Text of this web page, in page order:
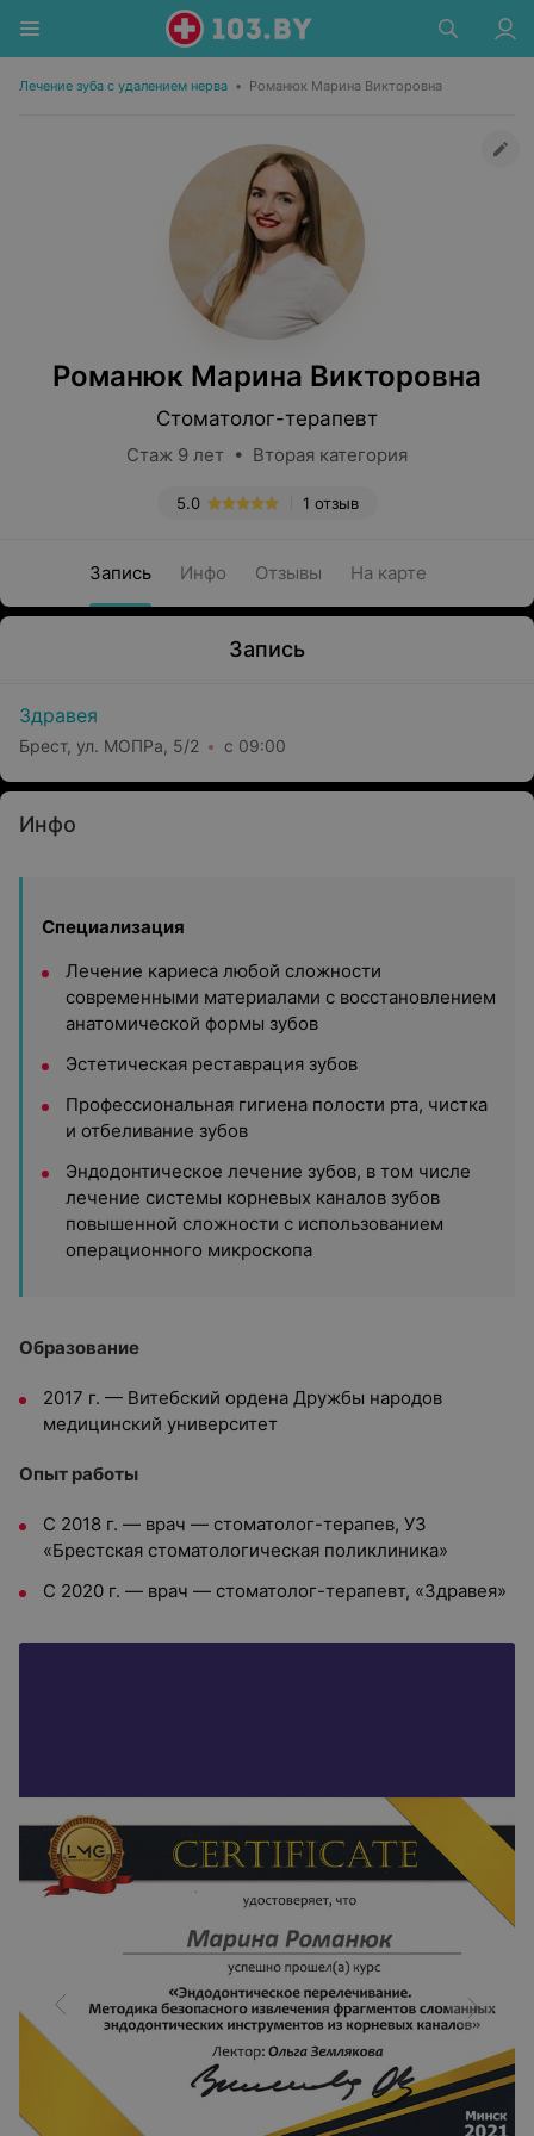
Лечение зуба с удалением нерва • Романюк Марина Викторовна
Романюк Марина Викторовна
Стоматолог-терапевт
Стаж 9 лет • Вторая категория
1 отзыв
5.0
Запись Инфо Отзывы На карте
Запись
Здравея
Брест, ул. МОПРа, 5/2 с 09:00
Инфо
Специализация
Лечение кариеса любой сложности
современными материалами с восстановлением
анатомической формы зубов
Эстетическая реставрация зубов
Профессиональная гигиена полости рта, чистка
и отбеливание зубов
Эндодонтическое лечение зубов, в том числе
лечение системы корневых каналов зубов
повышенной сложности с использованием
операционного микроскопа
Образование
2017 г. — Витебский ордена Дружбы народов
медицинский университет
Опыт работы
С 2018 г. — врач — стоматолог-терапев, УЗ
«Брестская стоматологическая поликлиника»
С 2020 г. — врач — стоматолог-терапевт, «Здравея»